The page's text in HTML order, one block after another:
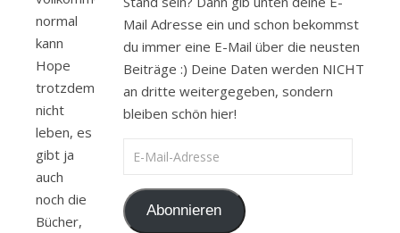
normal
kann
Hope
trotzdem
nicht
leben, es
gibt ja
auch
noch die
Bücher,
Mail Adresse ein und schon bekommst
du immer eine E-Mail über die neusten
Beiträge :) Deine Daten werden NICHT
an dritte weitergegeben, sondern
bleiben schön hier!
E-Mail-Adresse
Abonnieren